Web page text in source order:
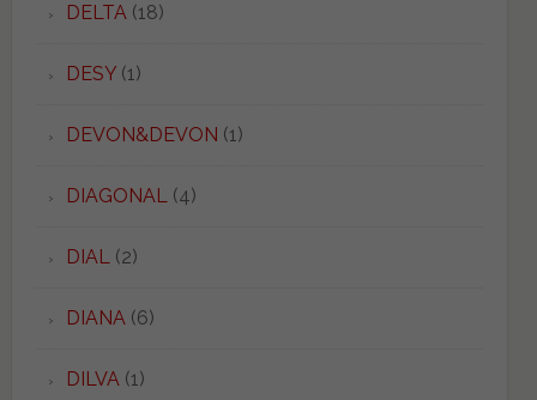
DELTA(18)
DESY(1)
DEVON&DEVON (1)
DIAGONAL(4)
DIAL(2)
DIANA(6)
DILVA(1)